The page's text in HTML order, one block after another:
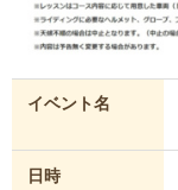
イベント名
日時